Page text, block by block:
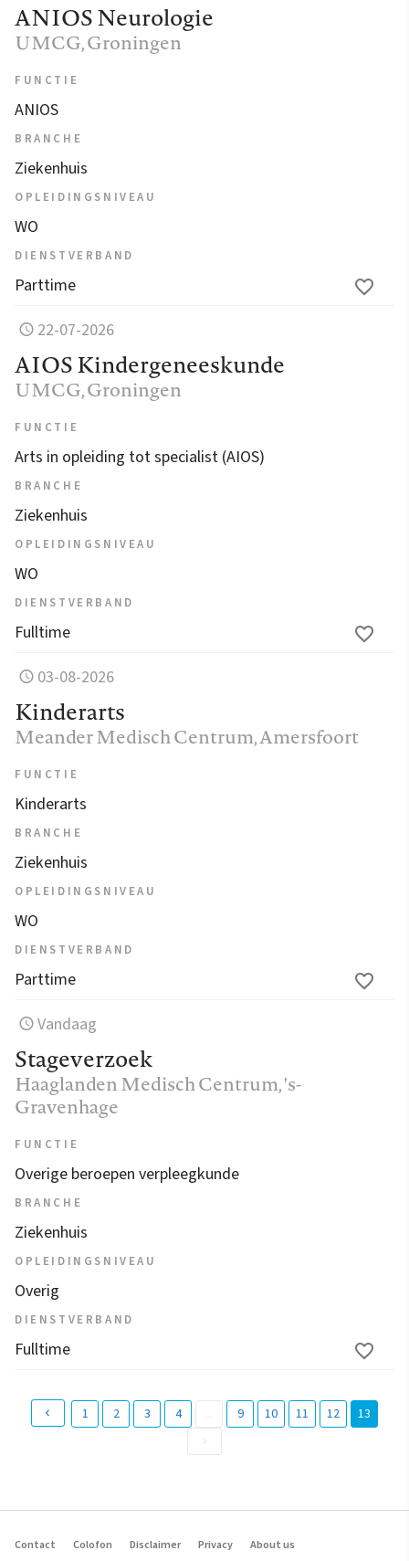
ANIOS Neurologie
UMCG, Groningen
FUNCTIE
ANIOS
BRANCHE
Ziekenhuis
OPLEIDINGSNIVEAU
WO
DIENSTVERBAND
Parttime
22-07-2026
AIOS Kindergeneeskunde
UMCG, Groningen
FUNCTIE
Arts in opleiding tot specialist (AIOS)
BRANCHE
Ziekenhuis
OPLEIDINGSNIVEAU
WO
DIENSTVERBAND
Fulltime
03-08-2026
Kinderarts
Meander Medisch Centrum, Amersfoort
FUNCTIE
Kinderarts
BRANCHE
Ziekenhuis
OPLEIDINGSNIVEAU
WO
DIENSTVERBAND
Parttime
Vandaag
Stageverzoek
Haaglanden Medisch Centrum, 's-
Gravenhage
FUNCTIE
Overige beroepen verpleegkunde
BRANCHE
Ziekenhuis
OPLEIDINGSNIVEAU
Overig
DIENSTVERBAND
Fulltime
1 2 3 4 9 10 11 12
13
r
Contact Colofon Disclaimer Privacy About us